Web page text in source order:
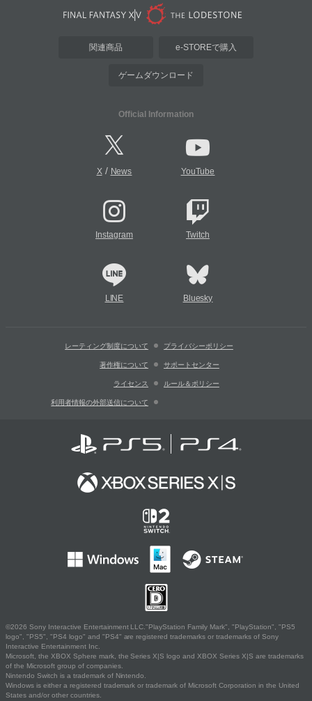
関連商品 e-STOREで購入
ゲームダウンロード
Official Information
X/ News YouTube
Instagram Twitch
LINE Bluesky
レーティング制度について プライバシーポリシー
著作権について サポートセンター
ライセンス ルール＆ポリシー
利用者情報の外部送信について
©2026 Sony Interactive Entertainment LLC."PlayStation Family Mark", "PlayStation", "PS5
logo", "PS5", "PS4 logo" and "PS4" are registered trademarks or trademarks of Sony
Interactive Entertainment Inc.
Microsoft, the XBOX Sphere mark, the Series X|S logo and XBOX Series X|S are trademarks
of the Microsoft group of companies.
Nintendo Switch is a trademark of Nintendo.
Windows is either a registered trademark or trademark of Microsoft Corporation in the United
States and/or other countries.